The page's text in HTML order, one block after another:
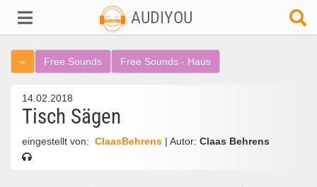
AUDIYOU
« Free Sounds Free Sounds - Haus
14.02.2018
Tisch Sägen
eingestellt von: ClaasBehrens | Autor: Claas Behrens